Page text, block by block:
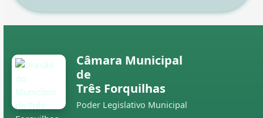
Câmara Municipal
de
Três Forquilhas
Poder Legislativo Municipal